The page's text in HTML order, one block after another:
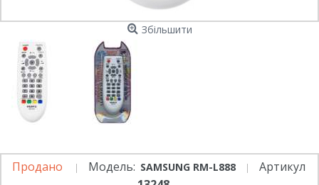
Збільшити
Продано Модель: SAMSUNG RM-L888
Артикул